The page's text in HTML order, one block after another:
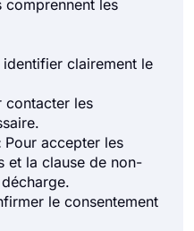
comprennent les
identifier clairement le
contacter les
Pour accepter les
et la clause de non-
le consentement